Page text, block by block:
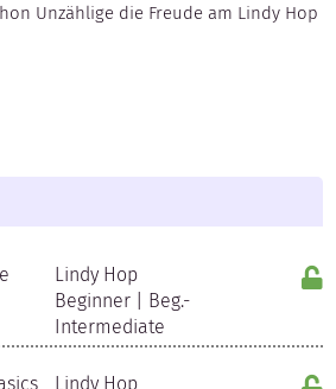
Unzählige die Freude am Lindy Hop
Lindy Hop
Beginner | Beg.-
Intermediate
Lindy Hop